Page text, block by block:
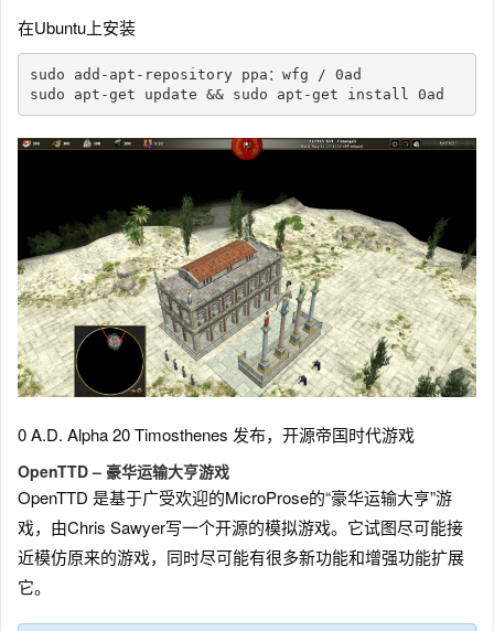
在Ubuntu上安装
sudo add-apt-repository ppa：wfg / 0ad
sudo apt-get update && sudo apt-get install 0ad
0 A.D. Alpha 20 Timosthenes 发布，开源帝国时代游戏
OpenTTD – 豪华运输大亨游戏
OpenTTD 是基于广受欢迎的MicroProse的“豪华运输大亨”游
戏，由Chris Sawyer写一个开源的模拟游戏。它试图尽可能接
近模仿原来的游戏，同时尽可能有很多新功能和增强功能扩展
它。